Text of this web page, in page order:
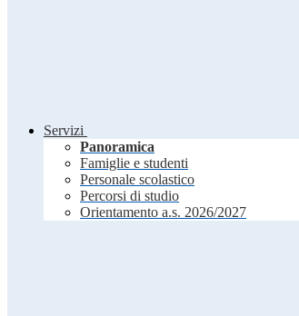
Servizi
Panoramica
Famiglie e studenti
Personale scolastico
Percorsi di studio
Orientamento a.s. 2026/2027